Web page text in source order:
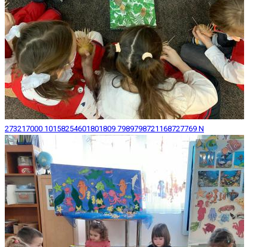
273217000 10158254601801809 7989798721168727769 N